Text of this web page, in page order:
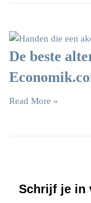
De beste
Read More »
Schrijf je in